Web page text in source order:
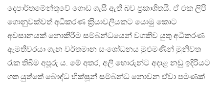
දෙපාර්තමේන්තුවේ ගොඩ ගැසී ඇති බව ප‍්‍රකාශිතයි. ඒ එක ලිපි
ගොනුවක්වත් අධිකරණ ක‍්‍රියාවලියකට යොමු කොට
අවසානයක් නොකිරීම සම්බන්ධයෙන් වගකිව යුතු අධිකරණ
ඇමතිවරයා ගැන වර්තමාන සංශෝධනය මුළුමණින් මුනිවත
රැක තිබීම අපූරු ය. මේ අතර, අලි හොරුන්ට අදාළ නඩු ඉදිරියට
ගත යුත්තේ බෞද්ධ භික්ෂූන් සම්බන්ධ නොවන ඒවා පමණක්